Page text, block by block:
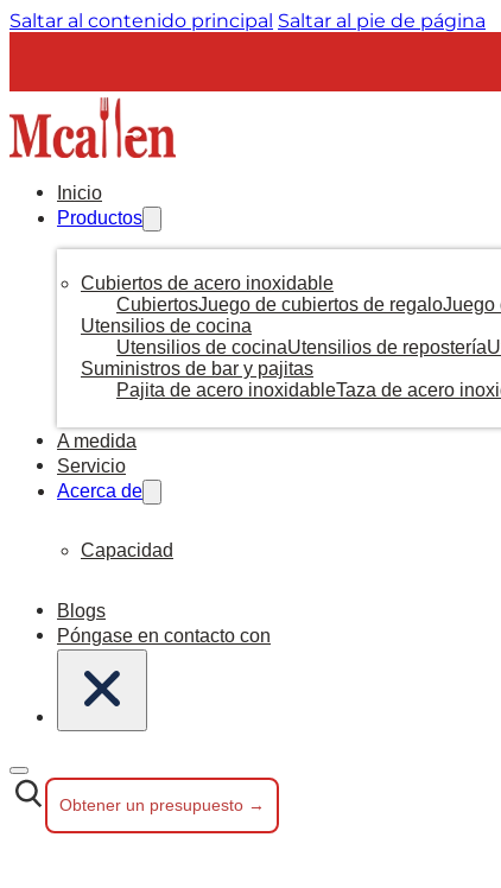
Saltar al contenido principal Saltar al pie de página
Inicio
Productos
Cubiertos de acero inoxidable
CubiertosJuego de cubiertos de regaloJuego
Utensilios de cocina
Utensilios de cocinaUtensilios de repostería
Suministros de bar y pajitas
Pajita de acero inoxidableTaza de acero
A medida
Servicio
Acerca de
Capacidad
Blogs
Póngase en contacto con
Obtener un presupuesto →